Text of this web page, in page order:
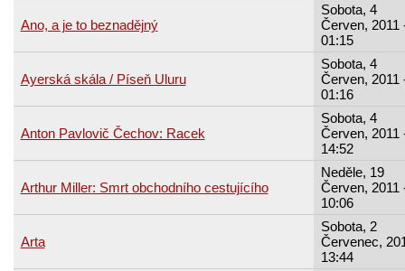
Ano, a je to beznadějný
Sobota, 4
Červen, 2011
01:15
Ayerská skála / Píseň Uluru
Sobota, 4
Červen, 2011
01:16
Anton Pavlovič Čechov: Racek
Sobota, 4
Červen, 2011
14:52
Arthur Miller: Smrt obchodního cestujícího
Neděle, 19
Červen, 2011
10:06
Arta
Sobota, 2
Červenec,
13:44